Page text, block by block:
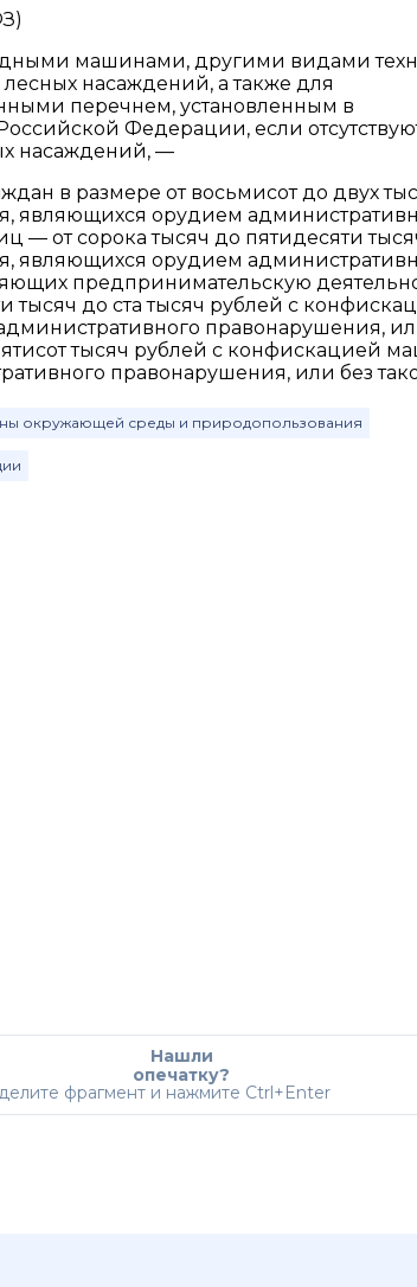
машинами, другими видами
насаждений, а также для
перечнем, установленным в
Федерации, если
насаждений, —
в размере от восьмисот до двух
являющихся орудием
— от сорока тысяч до пятидесяти
являющихся орудием
предпринимательскую
тысяч до ста тысяч рублей с
правонарушения,
тысяч рублей с конфискацией
правонарушения, или без
окружающей среды и природопользования
Нашли
опечатку?
фрагмент и нажмите Ctrl+Enter